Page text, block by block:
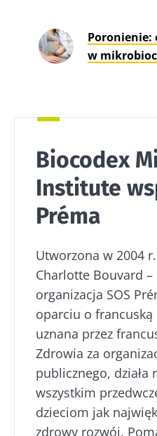
Poronienie:
w
Biocodex
Institute
Préma
Utworzona w 2004
Charlotte Bouvard
organizacja SOS
oparciu o francuską
uznana przez
Zdrowia za
publicznego, działa
wszystkim
dzieciom jak
zdrowy rozwój.